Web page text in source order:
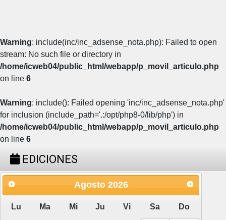
Warning: include(inc/inc_adsense_nota.php): Failed to open
stream: No such file or directory in
/home/icweb04/public_html/webapp/p_movil_articulo.php
on line 6
Warning: include(): Failed opening 'inc/inc_adsense_nota.php'
for inclusion (include_path='.:/opt/php8-0/lib/php') in
/home/icweb04/public_html/webapp/p_movil_articulo.php
on line 6
EDICIONES
Agosto 2026
Lu Ma Mi Ju Vi Sa Do